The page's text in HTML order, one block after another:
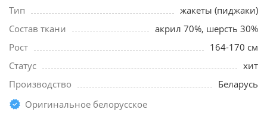
Тип
жакеты (пиджаки)
Состав ткани
акрил 70%, шерсть 30%
Рост
164-170 см
Статус
хит
Производство
Беларусь
Оригинальное белорусское